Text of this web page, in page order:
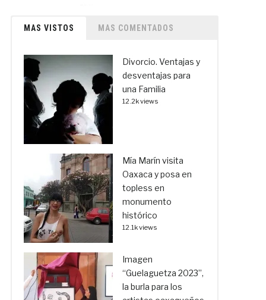
MAS VISTOS MAS COMENTADOS
Divorcio. Ventajas y
desventajas para
una Familia
12.2k views
Mía Marín visita
Oaxaca y posa en
topless en
monumento
histórico
12.1k views
Imagen
“Guelaguetza 2023”,
la burla para los